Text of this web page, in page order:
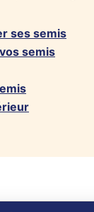
ses semis
semis